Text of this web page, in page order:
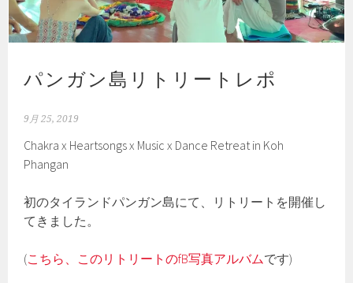
パンガン島リトリートレポ
9月 25, 2019
Chakra x Heartsongs x Music x Dance Retreat in Koh
Phangan
初のタイランドパンガン島にて、リトリートを開催し
てきました。
(こちら、このリトリートのfB写真アルバムです)